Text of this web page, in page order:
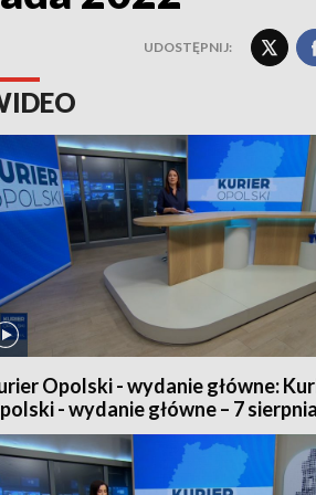
UDOSTĘPNIJ:
Opolski - wydanie główne:
- wydanie główne – 7